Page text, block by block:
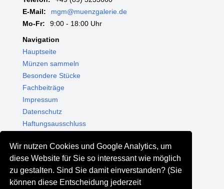
Wir nutzen Cookies und Google Analytics, um
diese Website für Sie so interessant wie möglich
zu gestalten. Sind Sie damit einverstanden? (Sie
können diese Entscheidung jederzeit
E-Mail:
mgm@muenzgalerie.de
Mo-Fr:
9:00 - 18:00 Uhr
Navigation
Hauptseite
Münzen sammeln
Besondere Stücke
Fachbeiträge
Impressum
Datenschutz
Haftungsausschluss
Shop - Online kaufen
Münzgalerie München
MGM Schmuck
MGM Pfand